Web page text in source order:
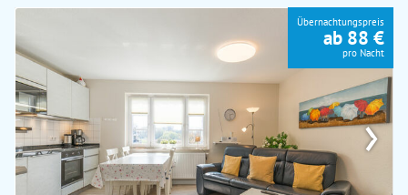
›
Übernachtungspreis
ab 88 €
pro Nacht